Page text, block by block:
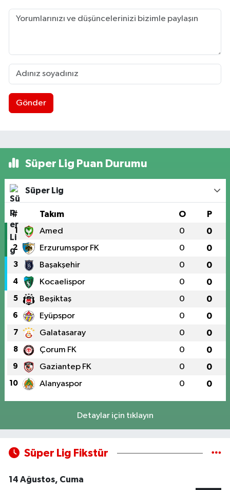
Gönder
Süper Lig Puan Durumu
Süper Lig
# Takım O P
1 Amed 0 0
2 Erzurumspor FK 0 0
3 Başakşehir 0 0
4 Kocaelispor 0 0
5 Beşiktaş 0 0
6 Eyüpspor 0 0
7 Galatasaray 0 0
8 Çorum FK 0 0
9 Gaziantep FK 0 0
10 Alanyaspor 0 0
Detaylar için tıklayın
Süper Lig Fikstür
14 Ağustos, Cuma